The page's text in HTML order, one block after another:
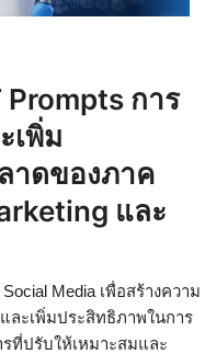
Prompts การ
เพิ่ม
าดของภาค
และ
Media เพื่อสร้างความ
ะเพิ่มประสิทธิภาพในการ
ที่ปรับให้เหมาะสมและ